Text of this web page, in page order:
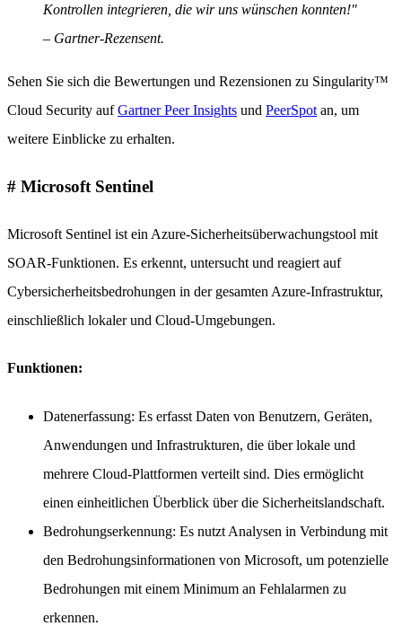
Kontrollen integrieren, die wir uns wünschen konnten!"
– Gartner-Rezensent.
Sehen Sie sich die Bewertungen und Rezensionen zu Singularity™
Cloud Security aufGartner Peer Insights und PeerSpot an, um
weitere Einblicke zu erhalten.
# Microsoft Sentinel
Microsoft Sentinel ist ein Azure-Sicherheitsüberwachungstool mit
SOAR-Funktionen. Es erkennt, untersucht und reagiert auf
Cybersicherheitsbedrohungen in der gesamten Azure-Infrastruktur,
einschließlich lokaler und Cloud-Umgebungen.
Funktionen:
Datenerfassung: Es erfasst Daten von Benutzern, Geräten,
Anwendungen und Infrastrukturen, die über lokale und
mehrere Cloud-Plattformen verteilt sind. Dies ermöglicht
einen einheitlichen Überblick über die Sicherheitslandschaft.
Bedrohungserkennung: Es nutzt Analysen in Verbindung mit
den Bedrohungsinformationen von Microsoft, um potenzielle
Bedrohungen mit einem Minimum an Fehlalarmen zu
erkennen.